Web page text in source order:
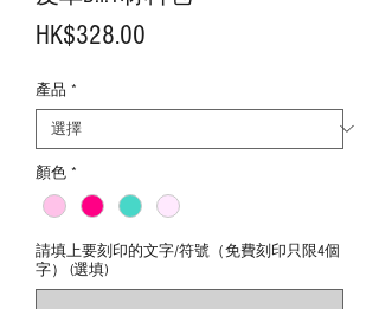
HK$328.00
產品 *
顏色 *
請填上要刻印的文字/符號（免費刻印只限4個
字） (選填)